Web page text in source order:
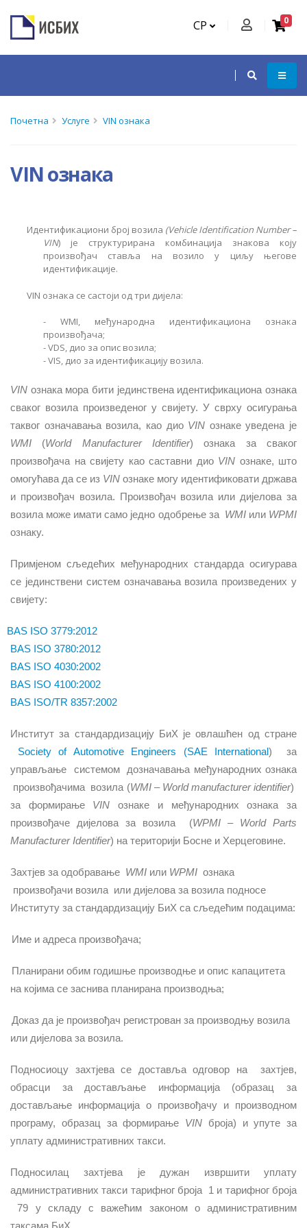
СР 0
Почетна Услуге VIN ознака
VIN ознака
Идентификациони број возила (Vehicle Identification Number –
VIN) је структурирана комбинација знакова коју
произвођач ставља на возило у циљу његове
идентификације.
VIN ознака се састоји од три дијела:
-
WMI, међународна идентификациона ознака
произвођача;
-VDS, дио за опис возила;
-VIS, дио за идентификацију возила.
VIN ознака мора бити јединствена идентификациона ознака
сваког возила произведеног у свијету. У сврху осигурања
таквог означавања возила, као дио VIN ознаке уведена је
WMI (World Manufacturer Identifier) ознака за сваког
произвођача на свијету као саставни дио VIN ознаке, што
омогућава да се из VIN ознаке могу идентификовати држава
и произвођач возила. Произвођач возила или дијелова за
возила може имати само једно одобрење за WMIили WPMI
ознаку.
Примјеном сљедећих међународних стандарда осигурава
се јединствени систем означавања возила произведених у
свијету:
BAS ISO 3779:2012
BAS ISO 3780:2012
BAS ISO 4030:2002
BAS ISO 4100:2002
BAS ISO/TR 8357:2002
Институт за стандардизацију БиХ је овлашћен од стране
Society of Automotive Engineers (SAE International)
за
управљање
системом
дозначавања међународних ознака
произвођачима возила (WMI – World manufacturer identifier)
за формирање VIN ознаке и међународних ознака за
произвођаче дијелова за возила
(WPMI – World Parts
Manufacturer Identifier) на територији Босне и Херцеговине.
Захтјев за одобравање WMI или WPMI ознака
произвођачи возила или дијелова за возила подносе
Институту за стандардизацију БиХ са сљедећим подацима:
Име и адреса произвођача;
Планирани обим годишње производње и опис капацитета
на којима се заснива планирана производња;
Доказ да је произвођач регистрован за производњу возила
или дијелова за возила.
Подносиоцу захтјева се доставља одговор на
захтјев,
обрасци за достављање информација (образац за
достављање информација о произвођачу и производном
програму, образац за формирање VIN броја) и упуте за
уплату административних такси.
Подносилац захтјева је дужан извршити уплату
административних такси тарифног броја
1 и тарифног броја
79 у складу с важећим законом о административним